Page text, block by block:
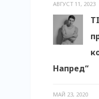
АВГУСТ 11, 2023
Напред“
МАЙ 23, 2020